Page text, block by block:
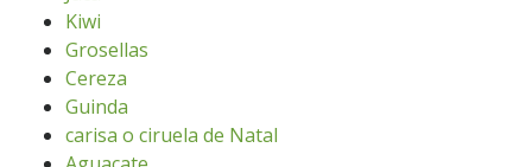
Kiwi
Grosellas
Cereza
Guinda
carisa o ciruela de Natal